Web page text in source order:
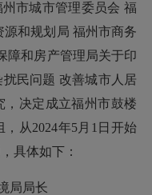
州市城市管理委员会 福
源和规划局 福州市商务
障和房产管理局关于印
民问题 改善城市人居
，决定成立福州市鼓楼
，从2024年5月1日开始
，具体如下：
局局长